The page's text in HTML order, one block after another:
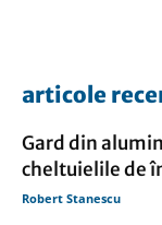
articole
Gard din
cheltuielile de
Robert Stanescu